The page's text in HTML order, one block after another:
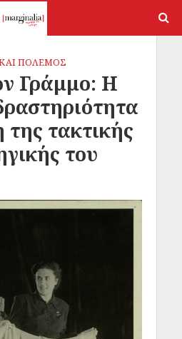
ΠΟΛΕΜΟΣ
Γράμμο: Η
της τακτικής
του